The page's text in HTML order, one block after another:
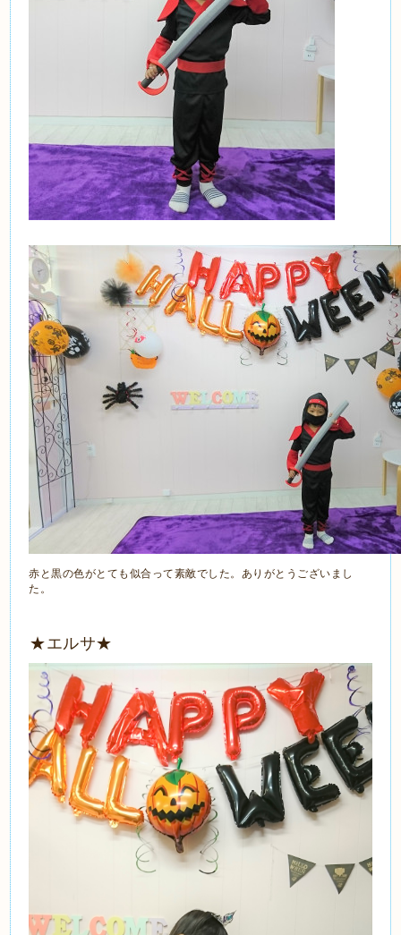
赤と黒の色がとても似合って素敵でした。ありがとうございまし
た。
★エルサ★